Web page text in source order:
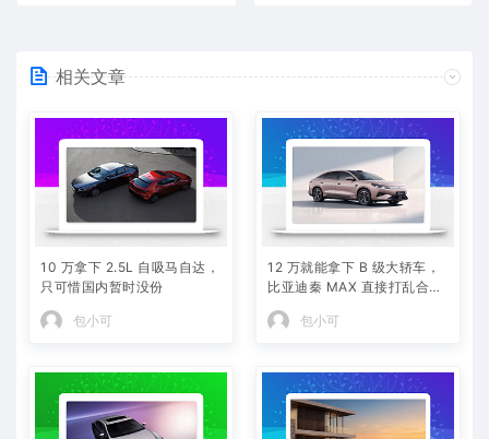
相关文章
10 万拿下 2.5L 自吸马自达，
只可惜国内暂时没份
包小可
12 万就能拿下 B 级大轿车，
比亚迪秦 MAX 直接打乱合资
包小可